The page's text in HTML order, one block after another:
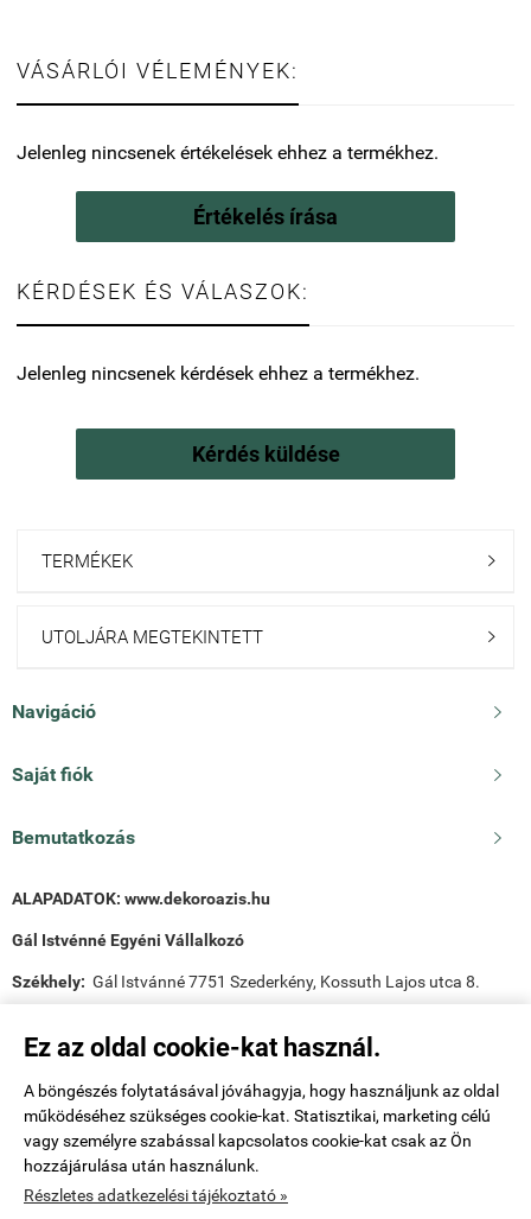
Ez az oldal cookie-kat használ.
A böngészés folytatásával jóváhagyja, hogy használjunk az oldal
működéséhez szükséges cookie-kat. Statisztikai, marketing célú
vagy személyre szabással kapcsolatos cookie-kat csak az Ön
hozzájárulása után használunk.
Részletes adatkezelési tájékoztató »
VÁSÁRLÓI VÉLEMÉNYEK:
Jelenleg nincsenek értékelések ehhez a termékhez.
Értékelés írása
KÉRDÉSEK ÉS VÁLASZOK:
Jelenleg nincsenek kérdések ehhez a termékhez.
Kérdés küldése
TERMÉKEK 
UTOLJÁRA MEGTEKINTETT 
Navigáció 
Saját fiók 
Bemutatkozás 
ALAPADATOK: www.dekoroazis.hu
Gál Istvénné Egyéni Vállalkozó
Székhely: Gál Istvánné 7751 Szederkény, Kossuth Lajos utca 8.
Fábián Béla utca 37.
E-mail:info@dekoroazis.hu